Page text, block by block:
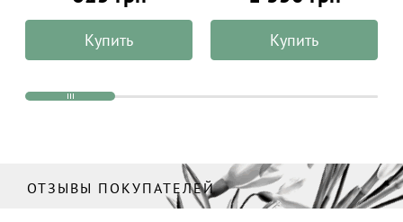
Chocolate Organiko, 120 г
Купить Купить
ОТЗЫВЫ ПОКУПАТЕЛЕЙ